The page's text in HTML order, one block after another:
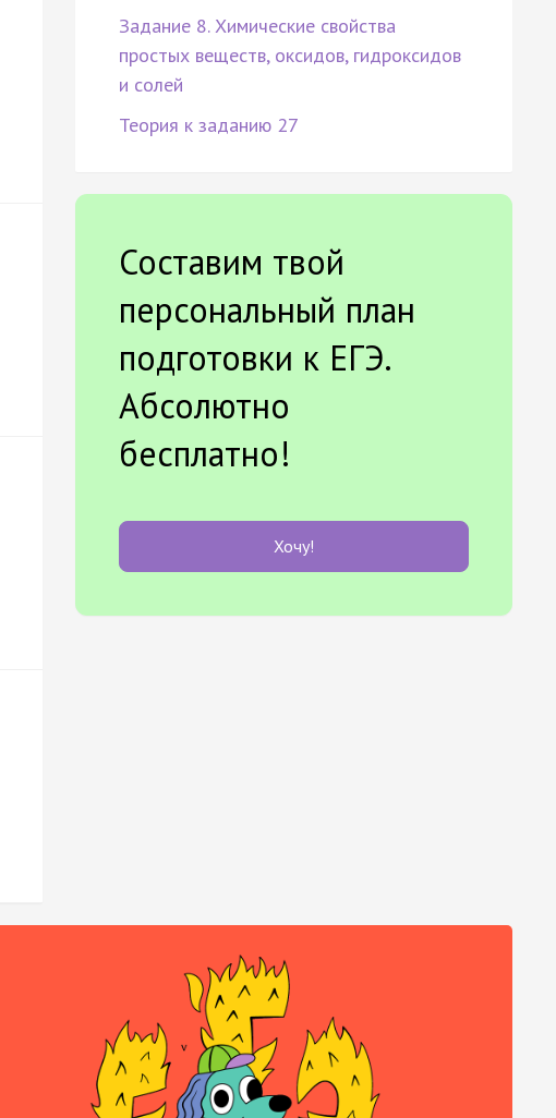
Задание 8. Химические свойства
простых веществ, оксидов, гидроксидов
и солей
Теория к заданию 27
Составим твой
персональный план
подготовки к ЕГЭ.
Абсолютно
бесплатно!
Хочу!